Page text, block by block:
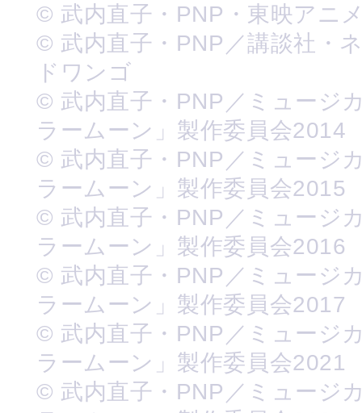
© 武内直子・PNP・東映アニ
© 武内直子・PNP／講談社・
ドワンゴ
© 武内直子・PNP／ミュージ
ラームーン」製作委員会2014
© 武内直子・PNP／ミュージ
ラームーン」製作委員会2015
© 武内直子・PNP／ミュージ
ラームーン」製作委員会2016
© 武内直子・PNP／ミュージ
ラームーン」製作委員会2017
© 武内直子・PNP／ミュージ
ラームーン」製作委員会2021
© 武内直子・PNP／ミュージ